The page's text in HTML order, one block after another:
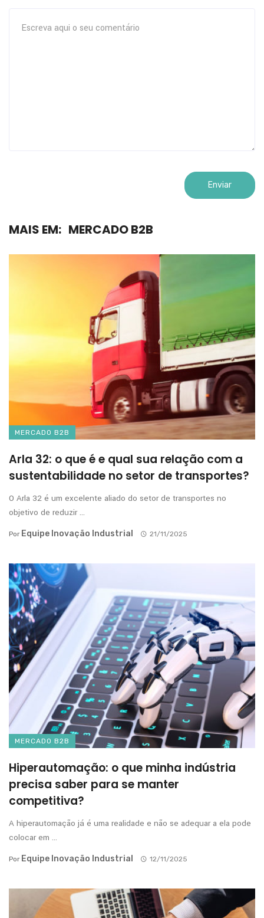
MAIS EM: MERCADO B2B
MERCADO B2B
Arla 32: o que é e qual sua relação com a
sustentabilidade no setor de transportes?
O Arla 32 é um excelente aliado do setor de transportes no
objetivo de reduzir ...
Por Equipe Inovação Industrial 21/11/2025
MERCADO B2B
Hiperautomação: o que minha indústria
precisa saber para se manter
competitiva?
A hiperautomação já é uma realidade e não se adequar a ela pode
colocar em ...
Por Equipe Inovação Industrial 12/11/2025